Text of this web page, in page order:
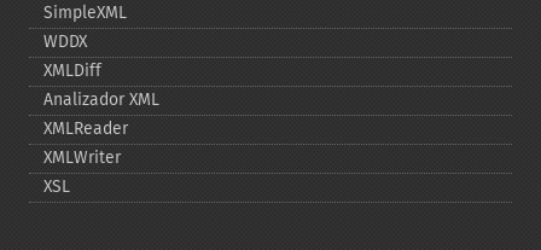
SimpleXML
WDDX
XMLDiff
Analizador XML
XMLReader
XMLWriter
XSL